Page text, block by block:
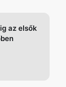
az elsők